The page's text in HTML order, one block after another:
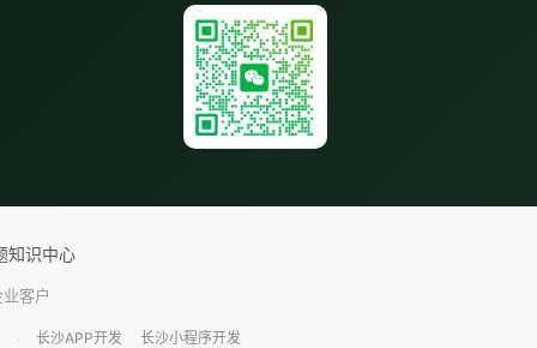
知识中心
客户
· 长沙APP开发 长沙小程序开发